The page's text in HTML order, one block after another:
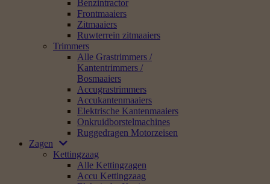
Benzintractor
Frontmaaiers
Zitmaaiers
Ruwterrein zitmaaiers
Trimmers
Alle Grastrimmers /
Kantentrimmers /
Bosmaaiers
Accugrastrimmers
Accukantenmaaiers
Elektrische Kantenmaaiers
Onkruidborstelmachines
Ruggedragen Motorzeisen
Zagen
Kettingzaag
Alle Kettingzagen
Accu Kettingzaag